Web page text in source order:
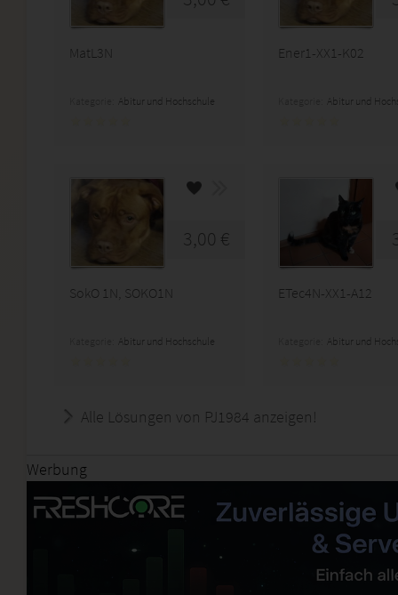
MatL3N
Abitur und Hochschule
Ener1-XX1-K02
Abitur und
3,00 €
SokO 1N, SOKO1N
Abitur und Hochschule
ETec4N-XX1-A12
Abitur und
Alle Lösungen von PJ1984 anzeigen!
Werbung